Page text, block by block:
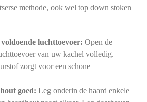
methode, ook wel top down stoken
luchttoevoer: Open de
van uw kachel volledig.
zorgt voor een schone
goed: Leg onderin de haard enkele